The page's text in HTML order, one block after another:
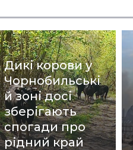
Дикі корови у
Чорнобильські
й зоні досі
зберігають
спогади про
рідний край